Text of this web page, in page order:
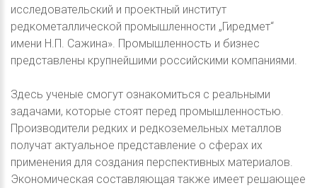
исследовательский и проектный институт
редкометаллической промышленности „Гиредмет“
имени Н.П. Сажина». Промышленность и бизнес
представлены крупнейшими российскими компаниями.
Здесь ученые смогут ознакомиться с реальными
задачами, которые стоят перед промышленностью.
Производители редких и редкоземельных металлов
получат актуальное представление о сферах их
применения для создания перспективных материалов.
Экономическая составляющая также имеет решающее